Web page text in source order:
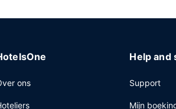
ons
Help and
Support
Mijn